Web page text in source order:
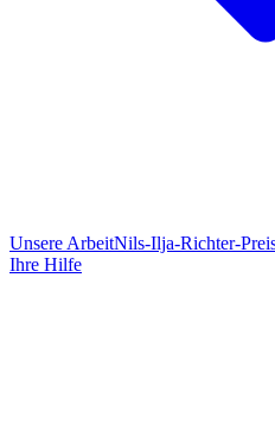
Unsere ArbeitNils-Ilja-Richter-
Ihre Hilfe